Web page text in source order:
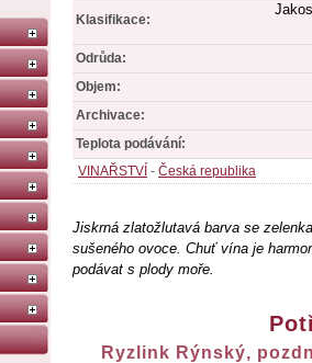
Klasifikace:
Odrůda:
Objem:
Archivace:
Teplota podávání:
VINAŘSTVÍ - Česká republika
Jiskrná zlatožlutavá barva se
sušeného ovoce. Chuť vína je
podávat s plody moře.
Ryzlink Rýnský,